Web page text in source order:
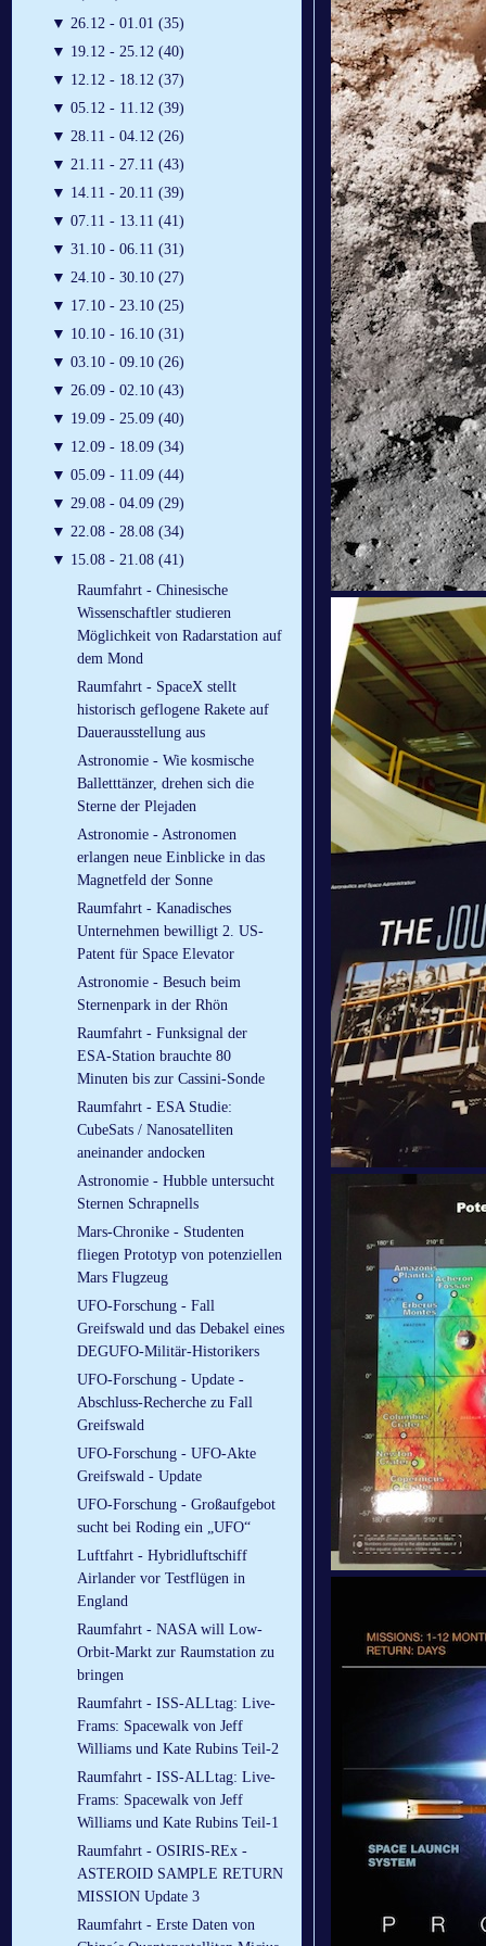
▼ 26.12 - 01.01 (35)
▼ 19.12 - 25.12 (40)
▼ 12.12 - 18.12 (37)
▼ 05.12 - 11.12 (39)
▼ 28.11 - 04.12 (26)
▼ 21.11 - 27.11 (43)
▼ 14.11 - 20.11 (39)
▼ 07.11 - 13.11 (41)
▼ 31.10 - 06.11 (31)
▼ 24.10 - 30.10 (27)
▼ 17.10 - 23.10 (25)
▼ 10.10 - 16.10 (31)
▼ 03.10 - 09.10 (26)
▼ 26.09 - 02.10 (43)
▼ 19.09 - 25.09 (40)
▼ 12.09 - 18.09 (34)
▼ 05.09 - 11.09 (44)
▼ 29.08 - 04.09 (29)
▼ 22.08 - 28.08 (34)
▼ 15.08 - 21.08 (41)
Raumfahrt - Chinesische
Wissenschaftler studieren
Möglichkeit von Radarstation auf
dem Mond
Raumfahrt - SpaceX stellt
historisch geflogene Rakete auf
Dauerausstellung aus
Astronomie - Wie kosmische
Balletttänzer, drehen sich die
Sterne der Plejaden
Astronomie - Astronomen
erlangen neue Einblicke in das
Magnetfeld der Sonne
Raumfahrt - Kanadisches
Unternehmen bewilligt 2. US-
Patent für Space Elevator
Astronomie - Besuch beim
Sternenpark in der Rhön
Raumfahrt - Funksignal der
ESA-Station brauchte 80
Minuten bis zur Cassini-Sonde
Raumfahrt - ESA Studie:
CubeSats / Nanosatelliten
aneinander andocken
Astronomie - Hubble untersucht
Sternen Schrapnells
Mars-Chronike - Studenten
fliegen Prototyp von potenziellen
Mars Flugzeug
UFO-Forschung - Fall
Greifswald und das Debakel eines
DEGUFO-Militär-Historikers
UFO-Forschung - Update -
Abschluss-Recherche zu Fall
Greifswald
UFO-Forschung - UFO-Akte
Greifswald - Update
UFO-Forschung - Großaufgebot
sucht bei Roding ein „UFO“
Luftfahrt - Hybridluftschiff
Airlander vor Testflügen in
England
Raumfahrt - NASA will Low-
Orbit-Markt zur Raumstation zu
bringen
Raumfahrt - ISS-ALLtag: Live-
Frams: Spacewalk von Jeff
Williams und Kate Rubins Teil-2
Raumfahrt - ISS-ALLtag: Live-
Frams: Spacewalk von Jeff
Williams und Kate Rubins Teil-1
Raumfahrt - OSIRIS-REx -
ASTEROID SAMPLE RETURN
MISSION Update 3
Raumfahrt - Erste Daten von